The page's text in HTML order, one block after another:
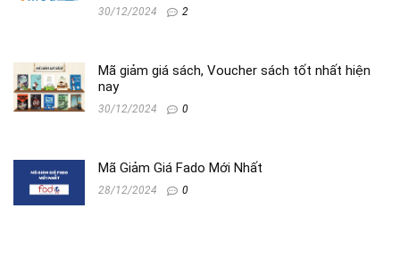
30/12/2024 2
Mã giảm giá sách, Voucher sách tốt nhất hiện
nay
30/12/2024 0
Mã Giảm Giá Fado Mới Nhất
28/12/2024 0